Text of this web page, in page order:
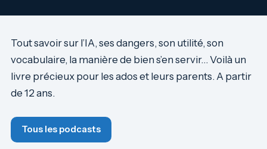
Tout savoir sur l’IA, ses dangers, son utilité, son
vocabulaire, la manière de bien s’en servir… Voilà un
livre précieux pour les ados et leurs parents. A partir
de 12 ans.
Tous les podcasts